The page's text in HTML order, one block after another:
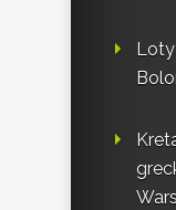
Loty